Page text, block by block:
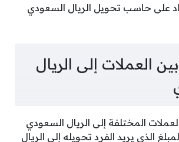
على حاسب تحويل الريال السعودي
العملات إلى الريال
المختلفة إلى الريال السعودي
الذي يريد الفرد تحويله إلى الريال